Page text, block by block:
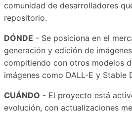
comunidad de desarrolladores
repositorio.
DÓNDE - Se posiciona en el
generación y edición de
compitiendo con otros modelos
imágenes como DALL-E y Stable
CUÁNDO - El proyecto está
evolución, con actualizaciones